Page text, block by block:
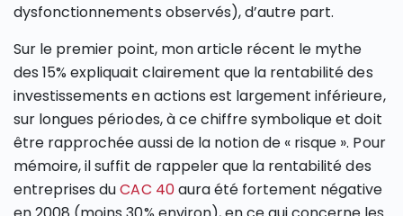
dysfonctionnements observés), d’autre part.
Sur le premier point, mon article récent le mythe
des 15% expliquait clairement que la rentabilité des
investissements en actions est largement inférieure,
sur longues périodes, à ce chiffre symbolique et doit
être rapprochée aussi de la notion de « risque ». Pour
mémoire, il suffit de rappeler que la rentabilité des
entreprises duCAC 40aura été fortement négative